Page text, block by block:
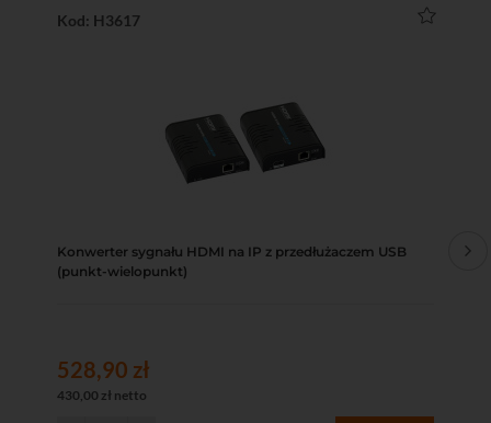
Kod: H3617
Konwerter sygnału HDMI na IP z przedłużaczem USB
(punkt-wielopunkt)
528,90 zł
430,00 zł netto